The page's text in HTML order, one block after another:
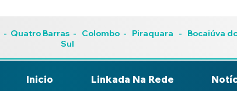
- Quatro Barras- Colombo- Piraquara - Bocaiúva
Sul
Inicio Linkada Na Rede